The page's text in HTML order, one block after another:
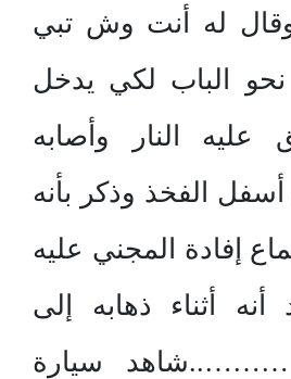
له أنت وش تبي
الباب لكي يدخل
عليه النار وأصابه
الفخذ وذكر بأنه
إفادة المجني عليه
أثناء ذهابه إلى
………..شاهد سيارة